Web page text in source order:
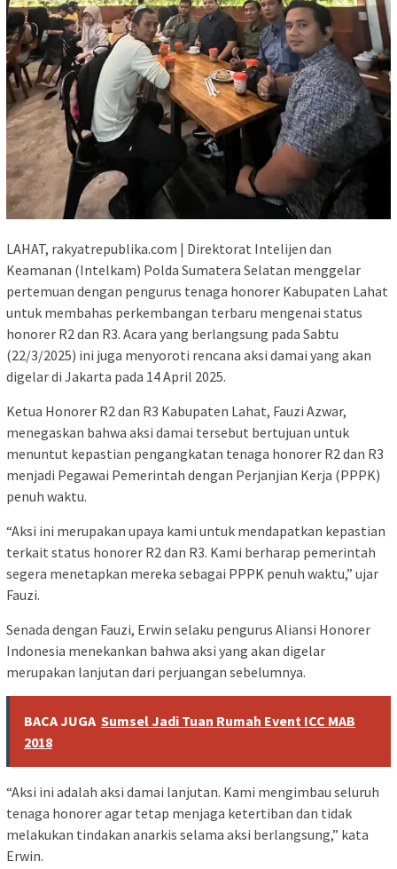
LAHAT, rakyatrepublika.com | Direktorat Intelijen dan
Keamanan (Intelkam) Polda Sumatera Selatan menggelar
pertemuan dengan pengurus tenaga honorer Kabupaten Lahat
untuk membahas perkembangan terbaru mengenai status
honorer R2 dan R3. Acara yang berlangsung pada Sabtu
(22/3/2025) ini juga menyoroti rencana aksi damai yang akan
digelar di Jakarta pada 14 April 2025.
Ketua Honorer R2 dan R3 Kabupaten Lahat, Fauzi Azwar,
menegaskan bahwa aksi damai tersebut bertujuan untuk
menuntut kepastian pengangkatan tenaga honorer R2 dan R3
menjadi Pegawai Pemerintah dengan Perjanjian Kerja (PPPK)
penuh waktu.
“Aksi ini merupakan upaya kami untuk mendapatkan kepastian
terkait status honorer R2 dan R3. Kami berharap pemerintah
segera menetapkan mereka sebagai PPPK penuh waktu,” ujar
Fauzi.
Senada dengan Fauzi, Erwin selaku pengurus Aliansi Honorer
Indonesia menekankan bahwa aksi yang akan digelar
merupakan lanjutan dari perjuangan sebelumnya.
BACA JUGA Sumsel Jadi Tuan Rumah Event ICC MAB
2018
“Aksi ini adalah aksi damai lanjutan. Kami mengimbau seluruh
tenaga honorer agar tetap menjaga ketertiban dan tidak
melakukan tindakan anarkis selama aksi berlangsung,” kata
Erwin.